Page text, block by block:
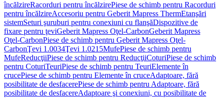
încălzireRacorduri pentru încălzirePiese de schimb pentru Racorduri
pentru încălzireAccesoriu pentru Geberit Mapress ThermEtanşări
sistemSeturi şuruburi pentru conexiuni cu flanşăDispozitive de
fixare pentru ţeviGeberit Mapress Oţel-CarbonGeberit Mapress
Oţel-CarbonPiese de schimb pentru Geberit Mapress Oţel-
CarbonŢevi 1.0034Ţevi 1.0215MufePiese de schimb pentru
MufeReducţiiPiese de schimb pentru ReducţiiCoturiPiese de schimb
pentru CoturiTeuriPiese de schimb pentru TeuriElemente în
crucePiese de schimb pentru Elemente în cruceAdaptoare, fără
posibilitate de desfacerePiese de schimb pentru Adaptoare, fără
posibilitate de desfacereAdaptoare şi conexiuni, cu posibilitate de